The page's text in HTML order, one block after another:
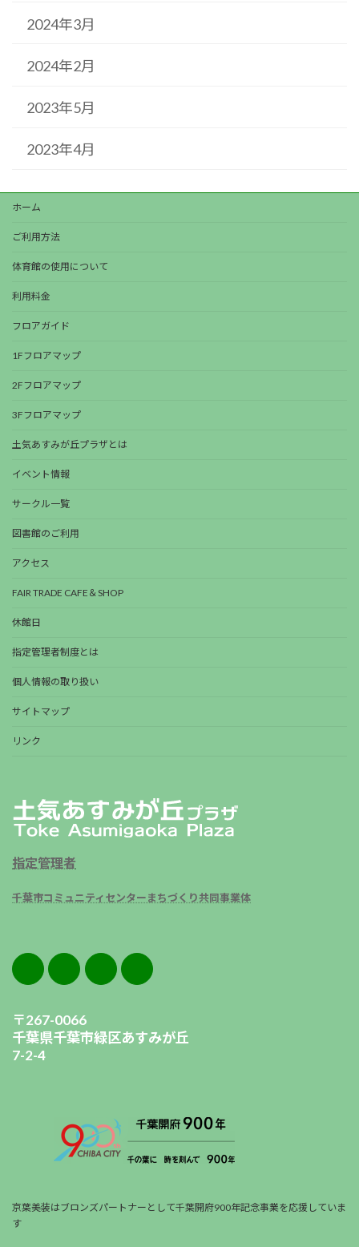
2024年3月
2024年2月
2023年5月
2023年4月
ホーム
ご利用方法
体育館の使用について
利用料金
フロアガイド
1Fフロアマップ
2Fフロアマップ
3Fフロアマップ
土気あすみが丘プラザとは
イベント情報
サークル一覧
図書館のご利用
アクセス
FAIR TRADE CAFE＆SHOP
休館日
指定管理者制度とは
個人情報の取り扱い
サイトマップ
リンク
指定管理者
千葉市コミュニティセンターまちづくり共同事業体
〒267-0066
千葉県千葉市緑区あすみが丘
7-2-4
京葉美装はブロンズパートナーとして千葉開府900年記念事業を応援していま
す